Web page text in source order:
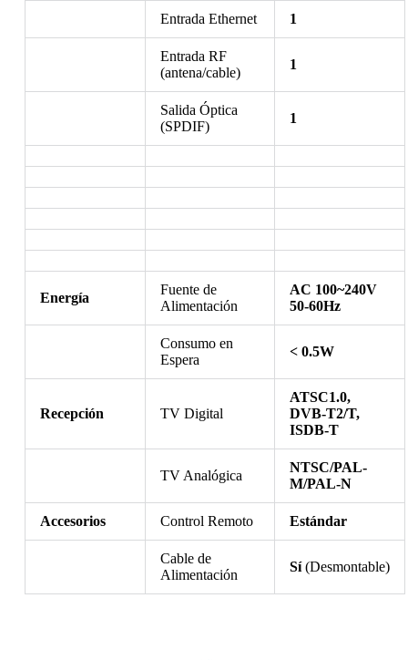
Entrada Ethernet 1
Entrada RF
(antena/cable)
1
Salida Óptica
(SPDIF)
1
Energía
Fuente de
Alimentación
AC 100~240V
50-60Hz
Consumo en
Espera
< 0.5W
Recepción TV Digital
ATSC1.0,
DVB-T2/T,
ISDB-T
TV Analógica
NTSC/PAL-
M/PAL-N
Accesorios Control Remoto Estándar
Cable de
Alimentación
Sí(Desmontable)